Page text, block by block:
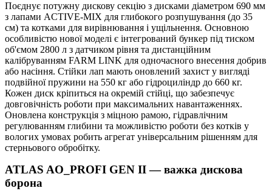
Поєднує потужну дискову секцію з дисками діаметром 690 мм
з лапами ACTIVE-MIX для глибокого розпушування (до 35
см) та котками для вирівнювання і ущільнення. Основною
особливістю нової моделі є інтегрований бункер під тиском
об'ємом 2800 л з датчиком рівня та дистанційним
калібруванням FARM LINK для одночасного внесення добрив
або насіння. Стійки лап мають оновлений захист у вигляді
подвійної пружини на 550 кг або гідроциліндр до 660 кг.
Кожен диск кріпиться на окремій стійці, що забезпечує
довговічність роботи при максимальних навантаженнях.
Оновлена конструкція з міцною рамою, гідравлічним
регулюванням глибини та можливістю роботи без котків у
вологих умовах робить агрегат універсальним рішенням для
стерньового обробітку.
ATLAS AO_PROFI GEN II — важка дискова
борона